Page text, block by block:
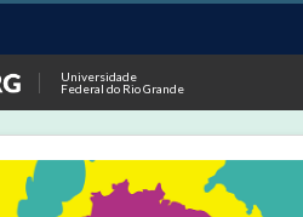
Universidade
Federal do Rio Grande